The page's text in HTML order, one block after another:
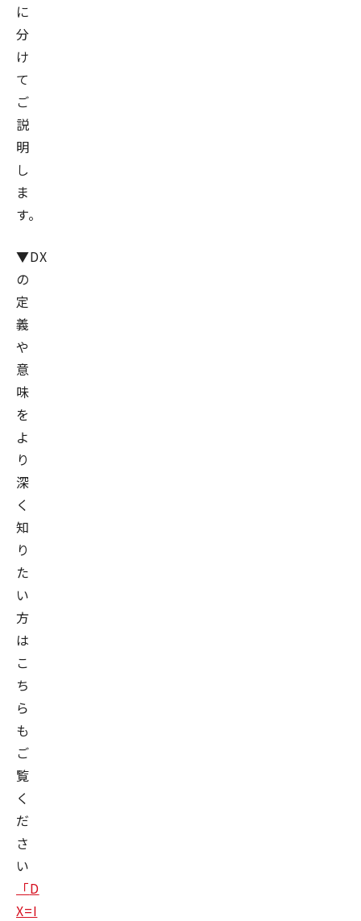
に
分
け
て
ご
説
明
し
ま
す。
▼DX
の
定
義
や
意
味
を
よ
り
深
く
知
り
た
い
方
は
こ
ち
ら
も
ご
覧
く
だ
さ
い
「D
X=I